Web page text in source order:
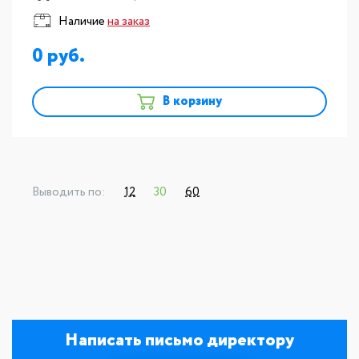
Наличиена заказ
0
В корзину
Выводить по: 12 30 60
Написать письмо директору